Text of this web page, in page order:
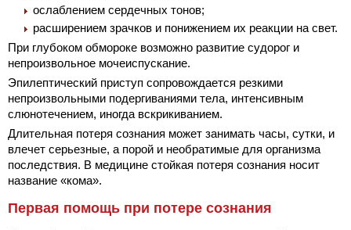
ослаблением сердечных тонов;
расширением зрачков и понижением их реакции на свет.
При глубоком обмороке возможно развитие судорог и
непроизвольное мочеиспускание.
Эпилептический приступ сопровождается резкими
непроизвольными подергиваниями тела, интенсивным
слюнотечением, иногда вскрикиванием.
Длительная потеря сознания может занимать часы, сутки, и
влечет серьезные, а порой и необратимые для организма
последствия. В медицине стойкая потеря сознания носит
название «кома».
Первая помощь при потере сознания